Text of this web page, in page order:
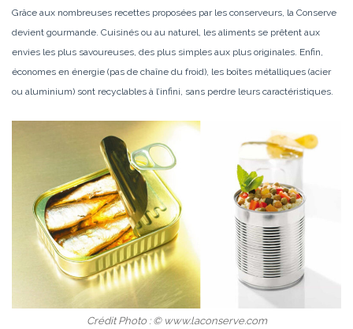
Grâce aux nombreuses recettes proposées par les conserveurs, la Conserve
devient gourmande. Cuisinés ou au naturel, les aliments se prêtent aux
envies les plus savoureuses, des plus simples aux plus originales. Enfin,
économes en énergie (pas de chaîne du froid), les boîtes métalliques (acier
ou aluminium) sont recyclables à l’infini, sans perdre leurs caractéristiques.
Crédit Photo : © www.laconserve.com